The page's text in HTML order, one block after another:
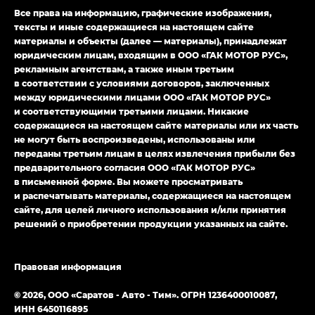
LOUNGE
Empow — Эмпау (Empow) в комплектации
Джи Эс — GS, Джи Эль с элементы экстерьера
в спортивном стиле — GL(S-Style)
Все права на информацию, графические изображения,
тексты и иные содержащиеся на настоящем сайте
материалы и объекты (далее — материалы), принадлежат
юридическим лицам, входящим в ООО «ГАК МОТОР РУС»,
рекламным агентствам, а также иным третьим
в соответствии с условиями договоров, заключенных
между юридическими лицами ООО «ГАК МОТОР РУС»
и соответствующими третьими лицами. Никакие
содержащиеся на настоящем сайте материалы или их часть
не могут быть воспроизведены, использованы или
переданы третьим лицам в целях извлечения прибыли без
предварительного согласия ООО «ГАК МОТОР РУС»
в письменной форме. Вы можете просматривать
и распечатывать материалы, содержащиеся на настоящем
сайте, для целей личного использования и/или принятия
решений о приобретении продукции указанных на сайте.
© 2026, ООО «Саратов - Авто - Тим». ОГРН 1236400010087,
ИНН 6450116895
Правовая информация